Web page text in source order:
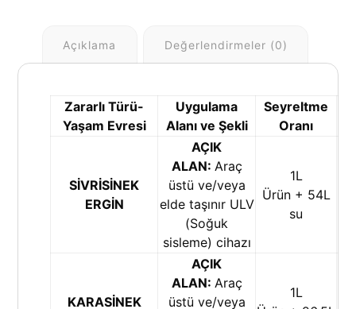
Açıklama Değerlendirmeler (0)
Zararlı Türü-
Yaşam Evresi
Uygulama
Alanı ve Şekli
Seyreltme
Oranı
SİVRİSİNEK
ERGİN
AÇIK
ALAN: Araç
üstü ve/veya
elde taşınır ULV
(Soğuk
sisleme) cihazı
1L
Ürün + 54L
su
KARASİNEK
AÇIK
ALAN: Araç
üstü ve/veya
1L